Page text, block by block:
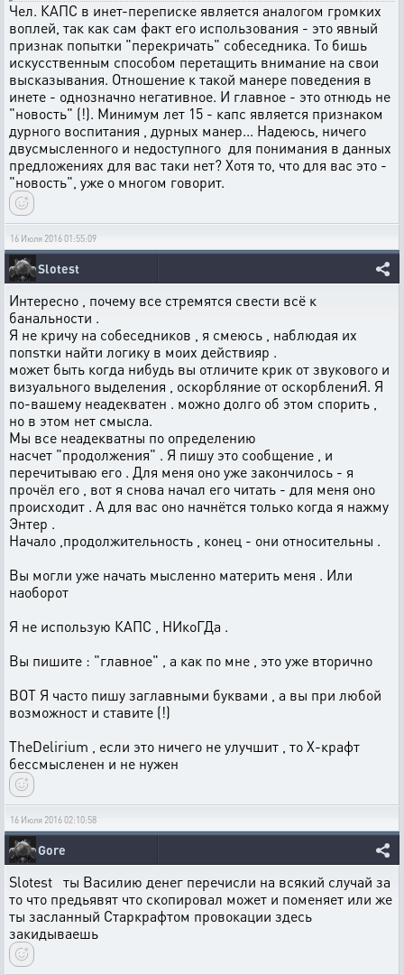
Чел. КАПС в инет-переписке является аналогом громких
воплей, так как сам факт его использования - это явный
признак попытки "перекричать" собеседника. То бишь
искусственным способом перетащить внимание на свои
высказывания. Отношение к такой манере поведения в
инете - однозначно негативное. И главное - это отнюдь не
"новость" (!). Минимум лет 15 - капс является признаком
дурного воспитания , дурных манер... Надеюсь, ничего
двусмысленного и недоступного для понимания в данных
предложениях для вас таки нет? Хотя то, что для вас это -
"новость", уже о многом говорит.
16 Июля 2016 01:55:09
Slotest
Интересно , почему все стремятся свести всё к
банальности .
Я не кричу на собеседников , я смеюсь , наблюдая их
попsтки найти логику в моих действияр .
может быть когда нибудь вы отличите крик от звукового и
визуального выделения , оскорбляние от оскорблениЯ. Я
по-вашему неадекватен . можно долго об этом спорить ,
но в этом нет смысла.
Мы все неадекватны по определению
насчет "продолжения" . Я пишу это сообщение , и
перечитываю его . Для меня оно уже закончилось - я
прочёл его , вот я снова начал его читать - для меня оно
происходит . А для вас оно начнётся только когда я нажму
Энтер .
Начало ,продолжительность , конец - они относительны .
Вы могли уже начать мысленно материть меня . Или
наоборот
Я не использую КАПС , НИкоГДа .
Вы пишите : "главное" , а как по мне , это уже вторично
ВОТ Я часто пишу заглавными буквами , а вы при любой
возможност и ставите (!)
TheDelirium , если это ничего не улучшит , то Х-крафт
бессмысленен и не нужен
16 Июля 2016 02:10:58
Gore
Slotest ты Василию денег перечисли на всякий случай за
то что предьявят что скопировал может и поменяет или же
ты засланный Старкрафтом провокации здесь
закидываешь